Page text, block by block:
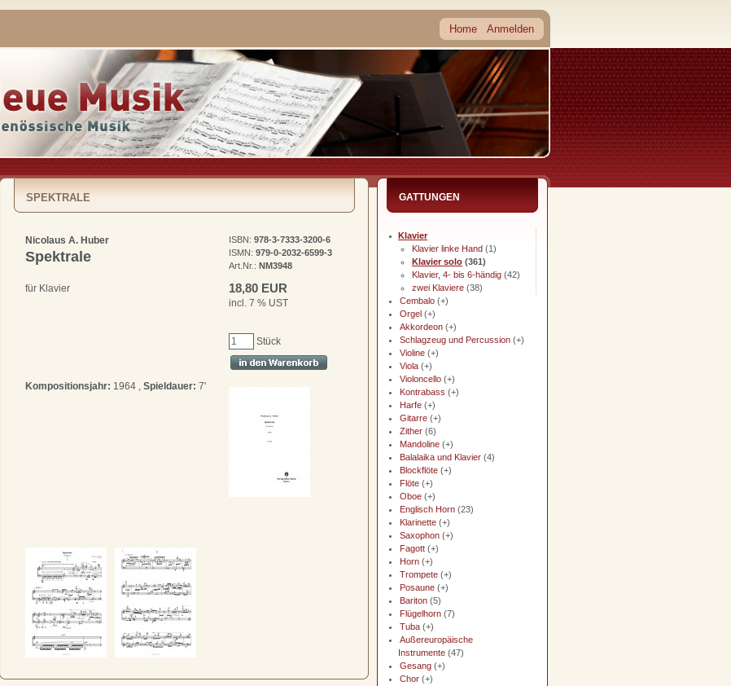
Home Anmelden
GATTUNGEN
Klavier
Klavier linke Hand (1)
Klavier solo (361)
Klavier, 4- bis 6-händig (42)
zwei Klaviere (38)
Cembalo (+)
Orgel (+)
Akkordeon (+)
Schlagzeug und Percussion (+)
Violine (+)
Viola (+)
Violoncello (+)
Kontrabass (+)
Harfe (+)
Gitarre (+)
Zither (6)
Mandoline (+)
Balalaika und Klavier (4)
Blockflöte (+)
Flöte (+)
Oboe (+)
Englisch Horn (23)
Klarinette (+)
Saxophon (+)
Fagott (+)
Horn (+)
Trompete (+)
Posaune (+)
Bariton (5)
Flügelhorn (7)
Tuba (+)
Außereuropäische
Instrumente (47)
Gesang (+)
Chor (+)
SPEKTRALE
Nicolaus A. Huber
Spektrale
für Klavier
ISBN: 978-3-7333-3200-6
ISMN: 979-0-2032-6599-3
Art.Nr.: NM3948
18,80 EUR
incl. 7 % UST
Stück
Kompositionsjahr: 1964 , Spieldauer: 7'